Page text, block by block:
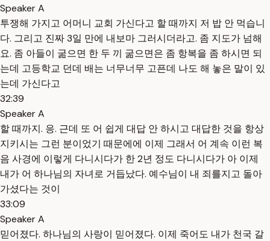
Speaker A
투쟁해 가지고 어머니 교회 가신다고 할 때까지 저 밥 안 먹습니
다. 그리고 진짜 3일 만에 내보마 그러시더라고. 좀 지도가 넘해
요. 좀 아들이 굶으면 한 두 끼 굶으면은 좀 항복을 좀 하시면 되
는데 고등학교 던데 배는 너무너무 고픈데 나도 해 놓은 말이 있
는데 가신다고
32:39
Speaker A
할 때까지. 응. 근데 또 어 쉽게 대답 안 하시고 대답한 것을 항상
지키시는 그런 분이었기 때문에에 이제 그래서 어 계속 이런 복
음 사경에 이렇게 다니시다가 한 2년 정도 다니시다가 아 이제
내가 어 하나님의 자녀로 거듭났다. 예수님이 내 죄를지고 돌아
가셨다는 것이
33:09
Speaker A
믿어졌다. 하나님의 사랑이 믿어졌다. 이제 죽어도 내가 천국 갈